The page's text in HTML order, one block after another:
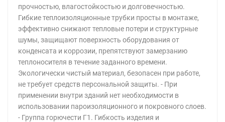
прочностью, влагостойкостью и долговечностью.
Гибкие теплоизоляционные трубки просты в монтаже,
эффективно снижают тепловые потери и структурные
шумы, защищают поверхность оборудования от
конденсата и коррозии, препятствуют замерзанию
теплоносителя в течение заданного времени.
Экологически чистый материал, безопасен при работе,
не требует средств персональной защиты. - При
применении внутри зданий нет необходимости в
использовании пароизоляционного и покровного слоев.
- Группа горючести Г1. Гибкость изделия и